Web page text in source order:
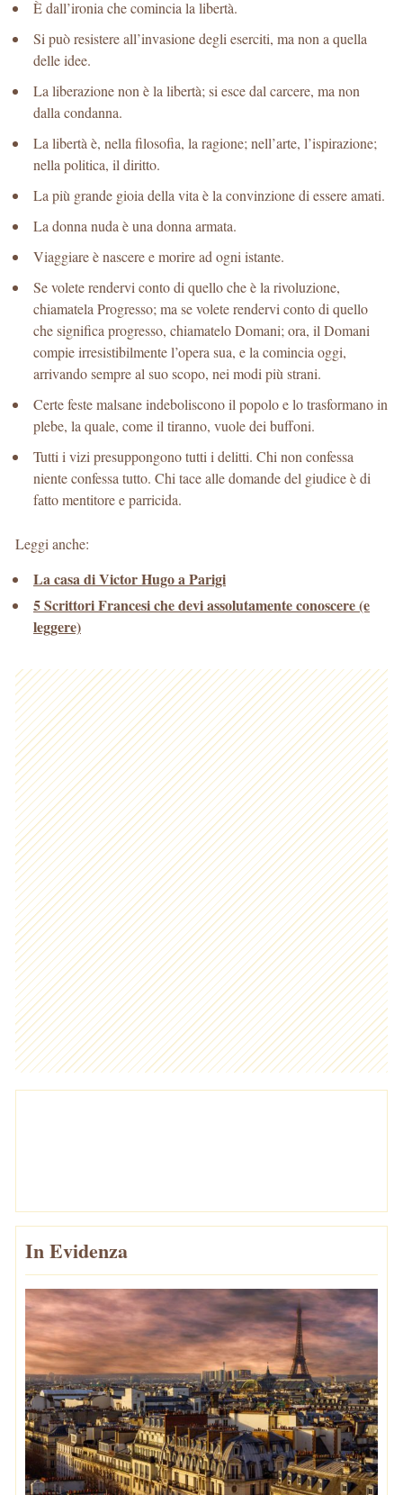
È dall’ironia che comincia la libertà.
Si può resistere all’invasione degli eserciti, ma non a quella
delle idee.
La liberazione non è la libertà; si esce dal carcere, ma non
dalla condanna.
La libertà è, nella filosofia, la ragione; nell’arte, l’ispirazione;
nella politica, il diritto.
La più grande gioia della vita è la convinzione di essere amati.
La donna nuda è una donna armata.
Viaggiare è nascere e morire ad ogni istante.
Se volete rendervi conto di quello che è la rivoluzione,
chiamatela Progresso; ma se volete rendervi conto di quello
che significa progresso, chiamatelo Domani; ora, il Domani
compie irresistibilmente l’opera sua, e la comincia oggi,
arrivando sempre al suo scopo, nei modi più strani.
Certe feste malsane indeboliscono il popolo e lo trasformano in
plebe, la quale, come il tiranno, vuole dei buffoni.
Tutti i vizi presuppongono tutti i delitti. Chi non confessa
niente confessa tutto. Chi tace alle domande del giudice è di
fatto mentitore e parricida.
Leggi anche:
La casa di Victor Hugo a Parigi
5 Scrittori Francesi che devi assolutamente conoscere (e
leggere)
In Evidenza